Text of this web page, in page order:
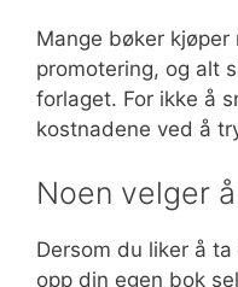
Mange bøker kjøper
promotering, og alt
forlaget. For ikke å
kostnadene ved å
Noen velger
Dersom du liker å
opp din egen bok